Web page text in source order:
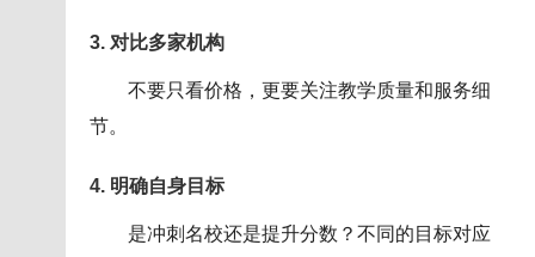
3. 对比多家机构
不要只看价格，更要关注教学质量和服务细
节。
4. 明确自身目标
是冲刺名校还是提升分数？不同的目标对应